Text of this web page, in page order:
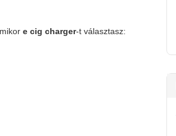
e cig charger-t választasz: